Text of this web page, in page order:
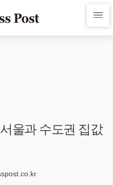
울과 수도권 집값